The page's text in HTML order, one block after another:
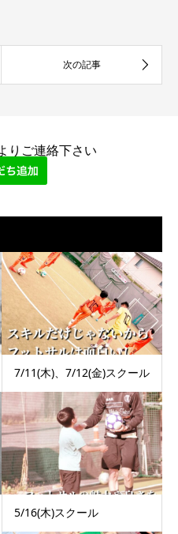
りご連絡下さい
7/11(木)、7/12(金)スクール
5/16(木)スクール